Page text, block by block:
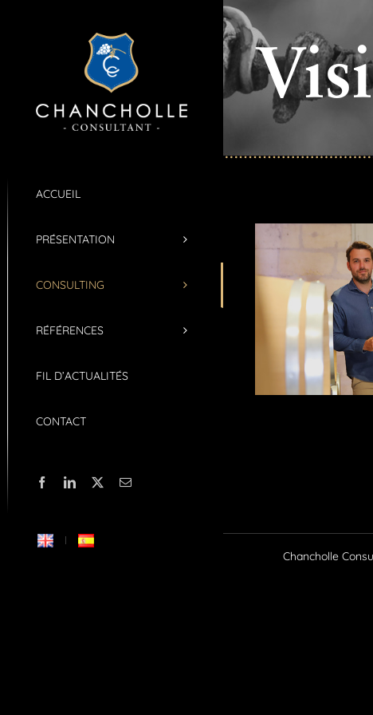
ACCUEIL
PRÉSENTATION
CONSULTING
RÉFÉRENCES
FIL D’ACTUALITÉS
CONTACT
FacebookLinkedIn Email
Chancholle